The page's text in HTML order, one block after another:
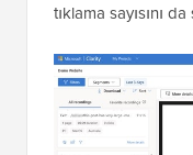
tıklama sayısını